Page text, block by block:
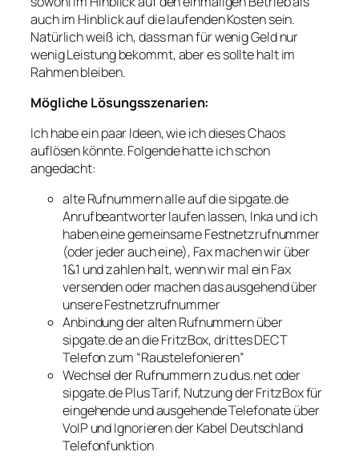
auch im Hinblick auf die laufenden Kosten sein.
Natürlich weiß ich, dass man für wenig Geld nur
wenig Leistung bekommt, aber es sollte halt im
Rahmen bleiben.
Mögliche Lösungsszenarien:
Ich habe ein paar Ideen, wie ich dieses Chaos
auflösen könnte. Folgende hatte ich schon
angedacht:
alte Rufnummern alle auf die sipgate.de
Anrufbeantworter laufen lassen, Inka und ich
haben eine gemeinsame Festnetzrufnummer
(oder jeder auch eine), Fax machen wir über
1&1 und zahlen halt, wenn wir mal ein Fax
versenden oder machen das ausgehend über
unsere Festnetzrufnummer
Anbindung der alten Rufnummern über
sipgate.de an die FritzBox, drittes DECT
Telefon zum “Raustelefonieren”
Wechsel der Rufnummern zu dus.net oder
sipgate.de Plus Tarif, Nutzung der FritzBox für
eingehende und ausgehende Telefonate über
VoIP und Ignorieren der Kabel Deutschland
Telefonfunktion